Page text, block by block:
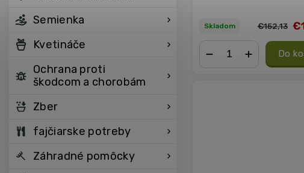
Semienka
Kvetináče
Ochrana proti
škodcom a chorobám
Zber
fajčiarske potreby
Záhradné pomôcky
Skladom €152,13
Do